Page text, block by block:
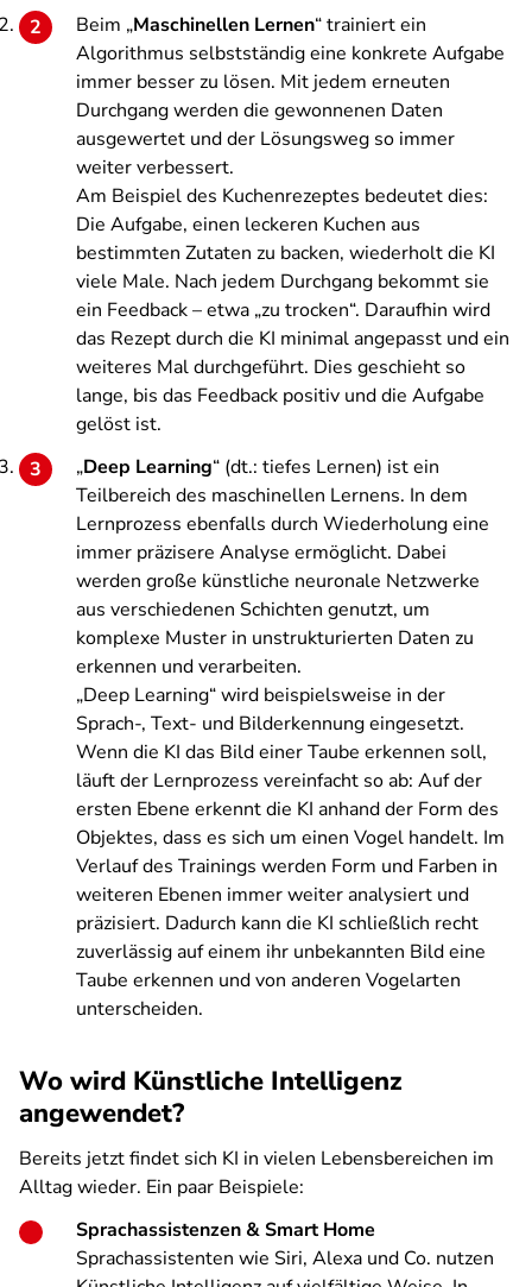
Beim „Maschinellen Lernen“ trainiert ein
Algorithmus selbstständig eine konkrete Aufgabe
immer besser zu lösen. Mit jedem erneuten
Durchgang werden die gewonnenen Daten
ausgewertet und der Lösungsweg so immer
weiter verbessert.
Am Beispiel des Kuchenrezeptes bedeutet dies:
Die Aufgabe, einen leckeren Kuchen aus
bestimmten Zutaten zu backen, wiederholt die KI
viele Male. Nach jedem Durchgang bekommt sie
ein Feedback – etwa „zu trocken“. Daraufhin wird
das Rezept durch die KI minimal angepasst und ein
weiteres Mal durchgeführt. Dies geschieht so
lange, bis das Feedback positiv und die Aufgabe
gelöst ist.
„Deep Learning“ (dt.: tiefes Lernen) ist ein
Teilbereich des maschinellen Lernens. In dem
Lernprozess ebenfalls durch Wiederholung eine
immer präzisere Analyse ermöglicht. Dabei
werden große künstliche neuronale Netzwerke
aus verschiedenen Schichten genutzt, um
komplexe Muster in unstrukturierten Daten zu
erkennen und verarbeiten.
„Deep Learning“ wird beispielsweise in der
Sprach-, Text- und Bilderkennung eingesetzt.
Wenn die KI das Bild einer Taube erkennen soll,
läuft der Lernprozess vereinfacht so ab: Auf der
ersten Ebene erkennt die KI anhand der Form des
Objektes, dass es sich um einen Vogel handelt. Im
Verlauf des Trainings werden Form und Farben in
weiteren Ebenen immer weiter analysiert und
präzisiert. Dadurch kann die KI schließlich recht
zuverlässig auf einem ihr unbekannten Bild eine
Taube erkennen und von anderen Vogelarten
unterscheiden.
Wo wird Künstliche Intelligenz
angewendet?
Bereits jetzt findet sich KI in vielen Lebensbereichen im
Alltag wieder. Ein paar Beispiele:
Sprachassistenzen & Smart Home
Sprachassistenten wie Siri, Alexa und Co. nutzen